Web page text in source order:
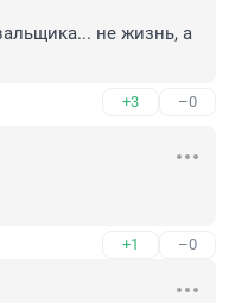
не жизнь, а
+3 –0
+1 –0